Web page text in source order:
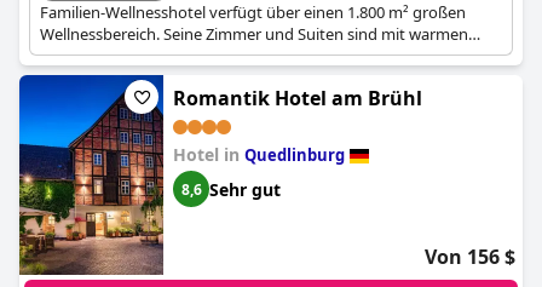
Familien-Wellnesshotel verfügt über einen 1.800 m² großen
Wellnessbereich. Seine Zimmer und Suiten sind mit warmen
Farben und Naturhölzern gestaltet und bieten ein hohes Maß
an Komfort und kulinarische Genüsse mit ausgewählten
Weinen.
Romantik Hotel am Brühl
Hotel in Quedlinburg
8,6 Sehr gut
Von 156 $